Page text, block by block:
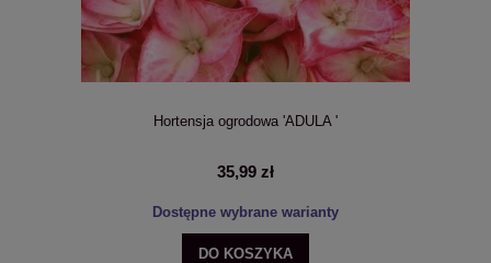
Hortensja ogrodowa 'ADULA '
35,99 zł
Dostępne wybrane warianty
DO KOSZYKA